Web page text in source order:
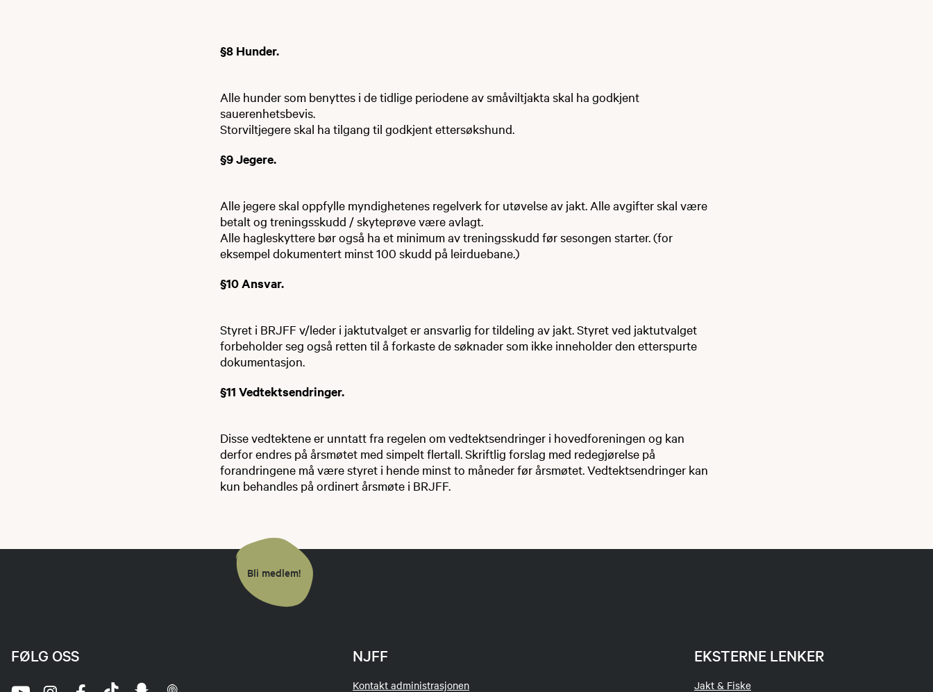
§8 Hunder.
Alle hunder som benyttes i de tidlige periodene av småviltjakta skal ha godkjent
sauerenhetsbevis.
Storviltjegere skal ha tilgang til godkjent ettersøkshund.
§9 Jegere.
Alle jegere skal oppfylle myndighetenes regelverk for utøvelse av jakt. Alle avgifter skal være
betalt og treningsskudd / skyteprøve være avlagt.
Alle hagleskyttere bør også ha et minimum av treningsskudd før sesongen starter. (for
eksempel dokumentert minst 100 skudd på leirduebane.)
§10 Ansvar.
Styret i BRJFF v/leder i jaktutvalget er ansvarlig for tildeling av jakt. Styret ved jaktutvalget
forbeholder seg også retten til å forkaste de søknader som ikke inneholder den etterspurte
dokumentasjon.
§11 Vedtektsendringer.
Disse vedtektene er unntatt fra regelen om vedtektsendringer i hovedforeningen og kan
derfor endres på årsmøtet med simpelt flertall. Skriftlig forslag med redegjørelse på
forandringene må være styret i hende minst to måneder før årsmøtet. Vedtektsendringer kan
kun behandles på ordinert årsmøte i BRJFF.​
Bli medlem!
NJFF
Kontakt administrasjonen
EKSTERNE LENKER
Jakt & Fiske
FØLG OSS